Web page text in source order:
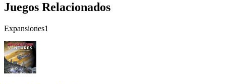
Juegos Relacionados
Expansiones1